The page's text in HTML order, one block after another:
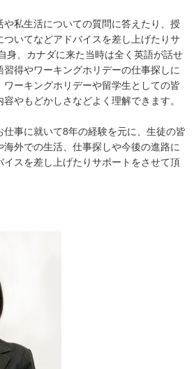
私生活についての質問に答えたり、授
いてなどアドバイスを差し上げたりサ
身、カナダに来た当時は全く英語が話せ
得やワーキングホリデーの仕事探しに
ーキングホリデーや留学生としての皆
やもどかしさなどよく理解できます。
事に就いて8年の経験を元に、生徒の皆
外での生活、仕事探しや今後の進路に
スを差し上げたりサポートをさせて頂